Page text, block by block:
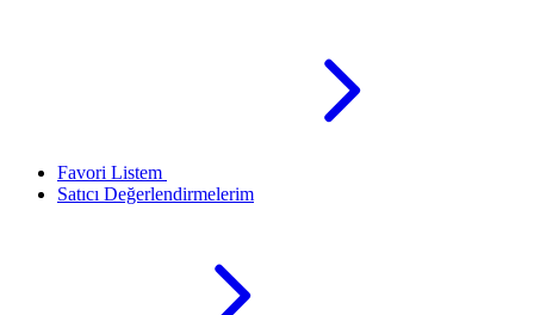
Favori Listem
Satıcı Değerlendirmelerim